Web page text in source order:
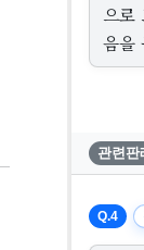
으로
음을
관련판
Q.4